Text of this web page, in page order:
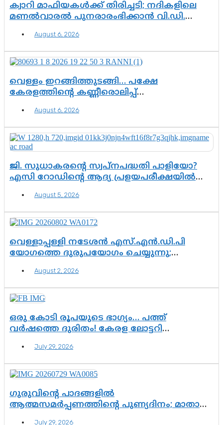
ക്വാറി മാഫിയകൾക്ക് തിരിച്ചടി; നദികളിലെ
മണൽവാരൽ പുനരാരംഭിക്കാൻ വി.ഡി.
August 6, 2026
വെള്ളം ഇറങ്ങിത്തുടങ്ങി… പക്ഷേ
കേരളത്തിന്റെ കണ്ണീരൊലിപ്പ്
August 6, 2026
ജി. സുധാകരന്റെ സ്വപ്നപദ്ധതി പാളിയോ?
എസി റോഡിന്റെ ആദ്യ പ്രളയപരീക്ഷയിൽ
August 5, 2026
വെള്ളാപ്പള്ളി നടേശൻ എസ്.എൻ.ഡി.പി
യോഗത്തെ ദുരുപയോഗം ചെയ്യുന്നു;
വിഷവിത്ത്: ഗോകുലം ഗോപാലൻ
August 2, 2026
ഒരു കോടി രൂപയുടെ ഭാഗ്യം… പത്ത്
വർഷത്തെ ദുരിതം! കേരള ലോട്ടറി
പോരാട്ടംJuly 29, 2026
ഗുരുവിന്റെ പാദങ്ങളിൽ
ആത്മസമർപ്പണത്തിന്റെ പുണ്യദിനം; മാതാ
July 29, 2026